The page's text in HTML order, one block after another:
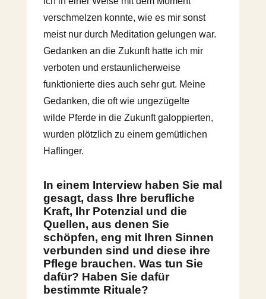
verschmelzen konnte, wie es mir sonst
meist nur durch Meditation gelungen war.
Gedanken an die Zukunft hatte ich mir
verboten und erstaunlicherweise
funktionierte dies auch sehr gut. Meine
Gedanken, die oft wie ungezügelte
wilde Pferde in die Zukunft galoppierten,
wurden plötzlich zu einem gemütlichen
Haflinger.
In einem Interview haben Sie mal
gesagt, dass Ihre berufliche
Kraft, Ihr Potenzial und die
Quellen, aus denen Sie
schöpfen, eng mit Ihren Sinnen
verbunden sind und diese ihre
Pflege brauchen. Was tun Sie
dafür? Haben Sie dafür
bestimmte Rituale?